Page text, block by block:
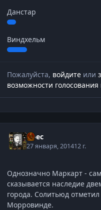
Данстар
Виндхельм
Пожалуйста, войдите или
возможности голосования
Арес
27 января, 201412 г.
Однозначно Маркарт -
сказывается наследие
города. Солитьюд
Морровинде.